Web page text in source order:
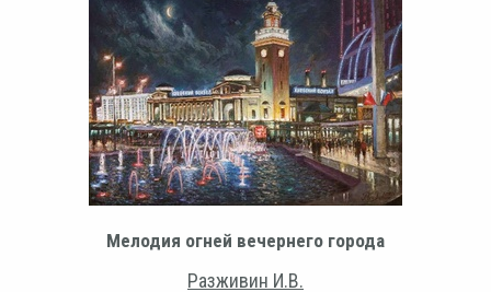
Мелодия огней вечернего города
Разживин И.В.